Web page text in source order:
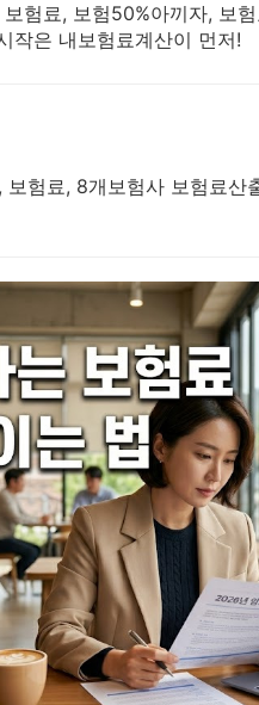
험료, 보험50%아끼자, 보
작은 내보험료계산이 먼저!
보험료, 8개보험사 보험료산